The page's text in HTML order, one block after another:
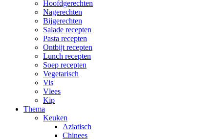
Hoofdgerechten
Nagerechten
Bijgerechten
Salade recepten
Pasta recepten
Ontbijt recepten
Lunch recepten
Soep recepten
Vegetarisch
Vis
Vlees
Kip
Thema
Keuken
Aziatisch
Chinees